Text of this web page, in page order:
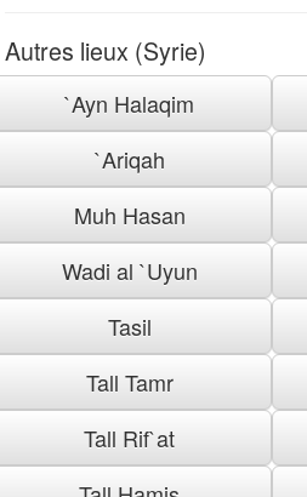
Autres lieux (Syrie)
`Ayn Halaqim
`Ariqah
Muh Hasan
Wadi al `Uyun
Tasil
Tall Tamr
Tall Rif`at